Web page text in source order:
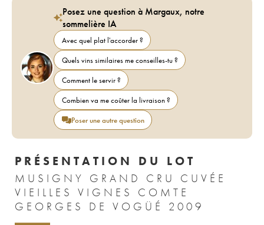
Posez une question à Margaux, notre
sommelière IA
Avec quel plat l'accorder ?
Quels vins similaires me conseilles-tu ?
Comment le servir ?
Combien va me coûter la livraison ?
Poser une autre question
PRÉSENTATION DU LOT
MUSIGNY GRAND CRU CUVÉE
VIEILLES VIGNES COMTE
GEORGES DE VOGÜÉ 2009